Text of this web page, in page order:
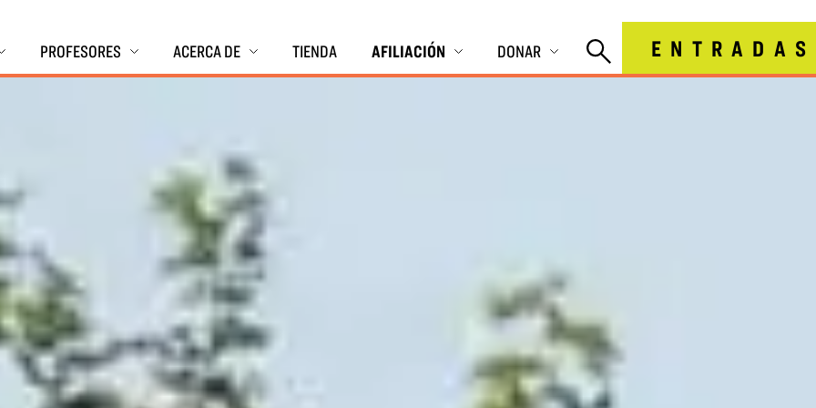
PROFESORES ACERCA DE TIENDA AFILIACIÓN DONAR ENTRADAS